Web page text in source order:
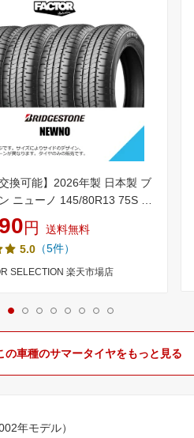
交換可能】2026年製 日本製 ブ
ニューノ 145/80R13 75S サ
夏タイヤ [PSR08426] 4本
円
送料無料
5.0 （5件）
SELECTION 楽天市場店
の車種のサマータイヤをもっと見る
年モデル）